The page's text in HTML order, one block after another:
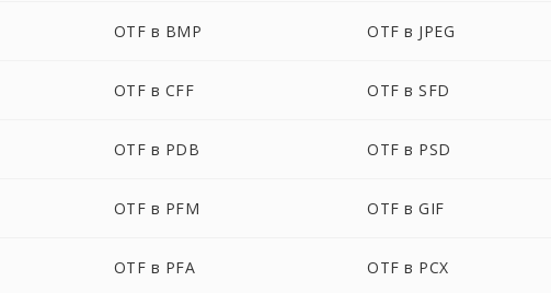
OTF в BMP OTF в JPEG
OTF в CFF OTF в SFD
OTF в PDB OTF в PSD
OTF в PFM OTF в GIF
OTF в PFA OTF в PCX